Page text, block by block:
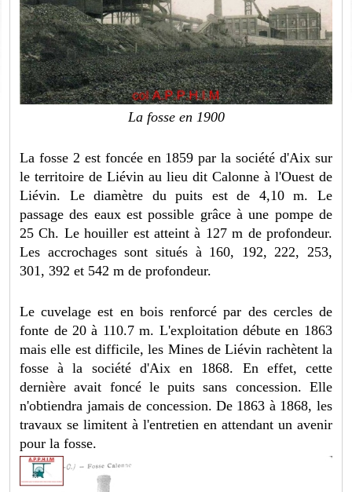
La fosse en 1900
La fosse 2 est foncée en 1859 par la société d'Aix sur
le territoire de Liévin au lieu dit Calonne à l'Ouest de
Liévin. Le diamètre du puits est de 4,10 m. Le
passage des eaux est possible grâce à une pompe de
25 Ch. Le houiller est atteint à 127 m de profondeur.
Les accrochages sont situés à 160, 192, 222, 253,
301, 392 et 542 m de profondeur.
Le cuvelage est en bois renforcé par des cercles de
fonte de 20 à 110.7 m. L'exploitation débute en 1863
mais elle est difficile, les Mines de Liévin rachètent la
fosse à la société d'Aix en 1868. En effet, cette
dernière avait foncé le puits sans concession. Elle
n'obtiendra jamais de concession. De 1863 à 1868, les
travaux se limitent à l'entretien en attendant un avenir
pour la fosse.